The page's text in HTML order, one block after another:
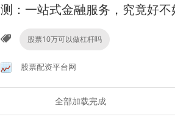
测：一站式金融服务，究竟好不
股票10万可以做杠杆吗
股票配资平台网
全部加载完成